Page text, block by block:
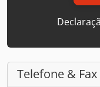
Telefone & Fax